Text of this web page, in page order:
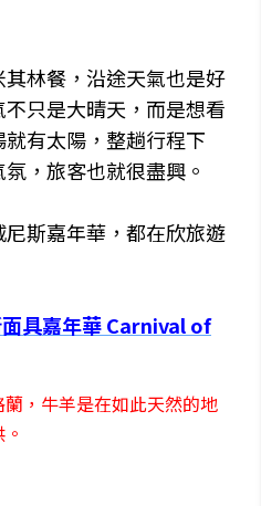
林餐，沿途天氣也是好
只是大晴天，而是想看
有太陽，整趟行程下
，旅客也就很盡興。
斯嘉年華，都在欣旅遊
具嘉年華 Carnival of
，牛羊是在如此天然的地